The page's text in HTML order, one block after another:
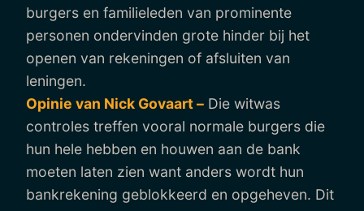
burgers en familieleden van prominente
personen ondervinden grote hinder bij het
openen van rekeningen of afsluiten van
leningen.
Opinie van Nick Govaart – Die witwas
controles treffen vooral normale burgers die
hun hele hebben en houwen aan de bank
moeten laten zien want anders wordt hun
bankrekening geblokkeerd en opgeheven. Dit